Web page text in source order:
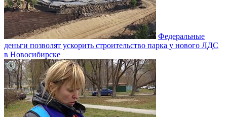
Федеральные
деньги позволят ускорить строительство парка у нового ЛДС
в Новосибирске